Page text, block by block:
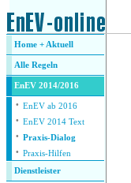
Home + Aktuell
Alle Regeln
EnEV 2014/2016
· EnEV ab 2016
· EnEV 2014 Text
· Praxis-Dialog
· Praxis-Hilfen
Dienstleister